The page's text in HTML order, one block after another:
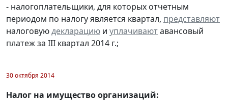
- налогоплательщики, для которых отчетным
периодом по налогу является квартал, представляют
налоговуюдекларацию и уплачиваютавансовый
платеж за III квартал 2014 г.;
30 октября 2014
Налог на имущество организаций: